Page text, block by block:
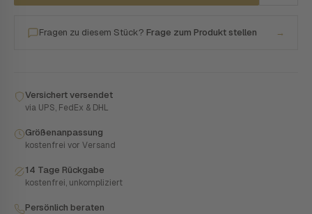
Fragen zu diesem Stück? Frage zum Produkt stellen →
Versichert versendet
via UPS, FedEx & DHL
Größenanpassung
kostenfrei vor Versand
14 Tage Rückgabe
kostenfrei, unkompliziert
Persönlich beraten